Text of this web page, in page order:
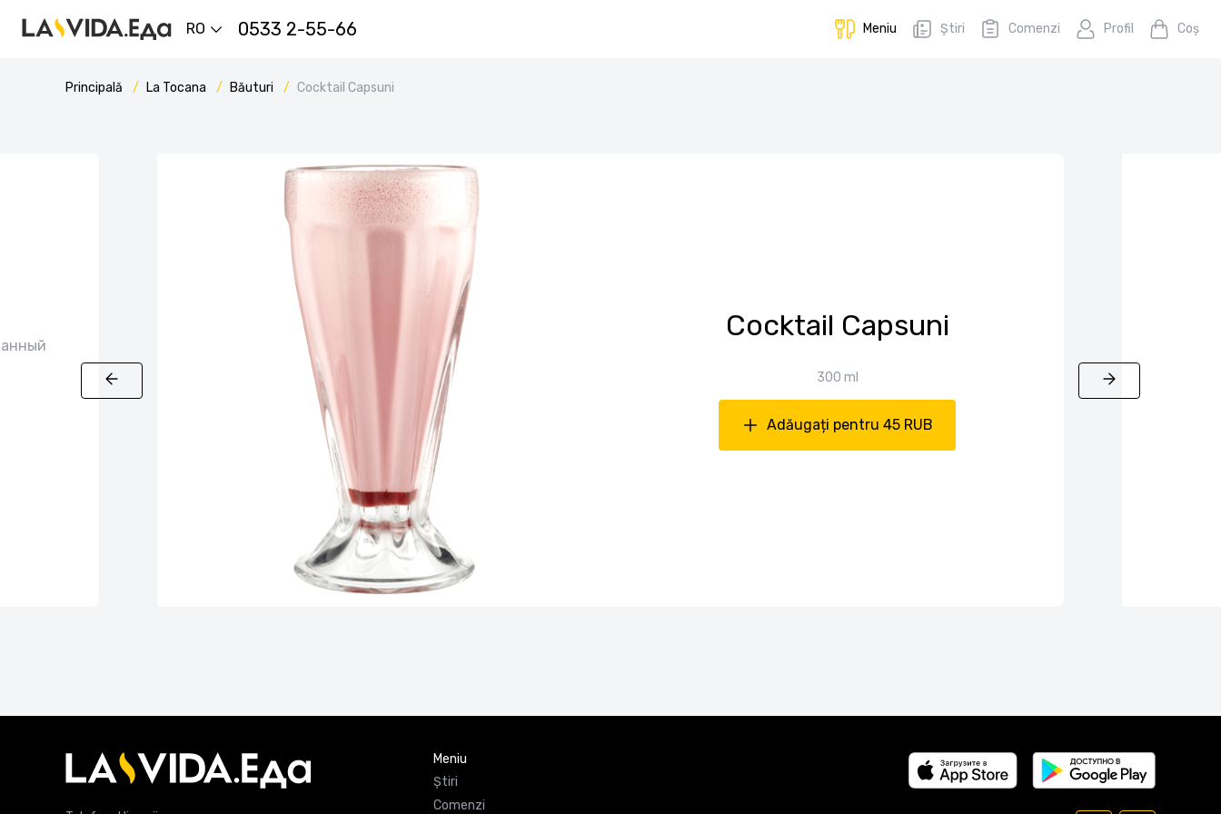
RO 0533 2-55-66 Meniu Știri Comenzi Profil Coş
Principală La Tocana Băuturi Cocktail Capsuni
Cocktail Capsuni
300 ml
Adăugați pentru 45 RUB
Meniu
Știri
Comenzi